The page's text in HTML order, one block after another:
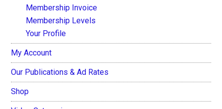
Membership Invoice
Membership Levels
Your Profile
My Account
Our Publications & Ad Rates
Shop